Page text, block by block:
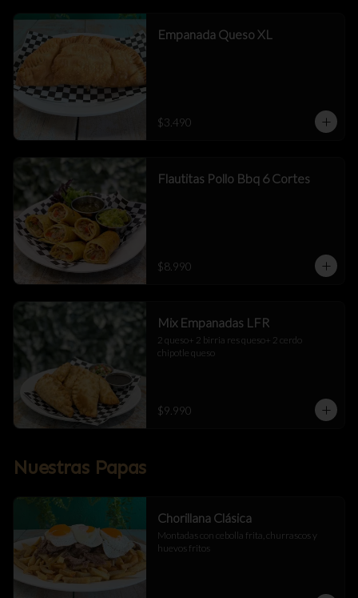
Empanada Queso XL
$3.490
Flautitas Pollo Bbq 6 Cortes
$8.990
Mix Empanadas LFR
2 queso+ 2 birria res queso+ 2 cerdo
chipotle queso
$9.990
Nuestras Papas
Chorillana Clásica
Montadas con cebolla frita, churrascos y
huevos fritos